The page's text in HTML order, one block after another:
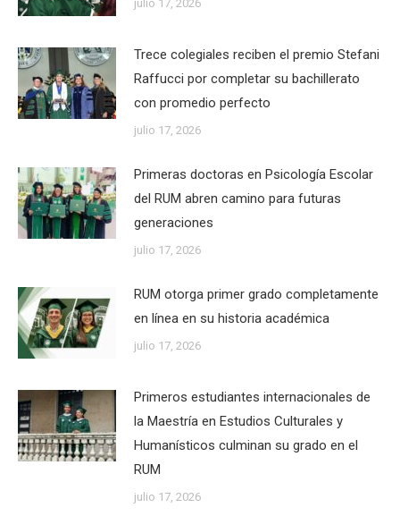
julio 17, 2026
Trece colegiales reciben el premio Stefani
Raffucci por completar su bachillerato
con promedio perfecto
julio 17, 2026
Primeras doctoras en Psicología Escolar
del RUM abren camino para futuras
generaciones
julio 17, 2026
RUM otorga primer grado completamente
en línea en su historia académica
julio 17, 2026
Primeros estudiantes internacionales de
la Maestría en Estudios Culturales y
Humanísticos culminan su grado en el
RUM
julio 17, 2026